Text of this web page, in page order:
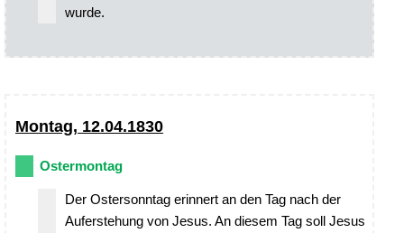
wurde.
Montag, 12.04.1830
Ostermontag
Der Ostersonntag erinnert an den Tag nach der
Auferstehung von Jesus. An diesem Tag soll Jesus